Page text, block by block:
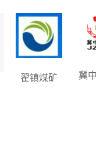
有明确目标，学习
动应付；仅仅为了
难生出主动钻研
学习毅力，是保证
定发挥的关键。学
的事情，而是要在
翟镇煤矿 冀